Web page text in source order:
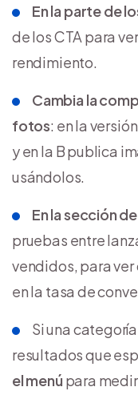
En la parte de
de los CTA para
rendimiento.
Cambia la
fotos: en la
y en la B publica
usándolos.
En la sección
pruebas entre
vendidos, para
en la tasa de
Si una
resultados que
el menú para